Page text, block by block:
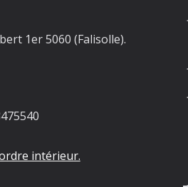
1er 5060 (Falisolle).
intérieur.